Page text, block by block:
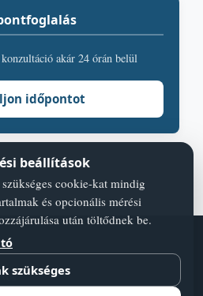
akár 24 órán belül
időpontot
beállítások
cookie-kat mindig
és opcionális mérési
után töltődnek be.
szükséges